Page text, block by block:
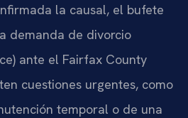
la causal, el bufete
demanda de divorcio
ante el Fairfax County
cuestiones urgentes, como
temporal o de una